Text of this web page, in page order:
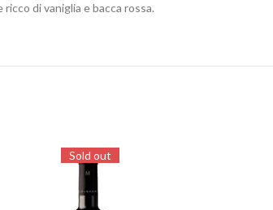
di vaniglia e bacca rossa.
Sold out